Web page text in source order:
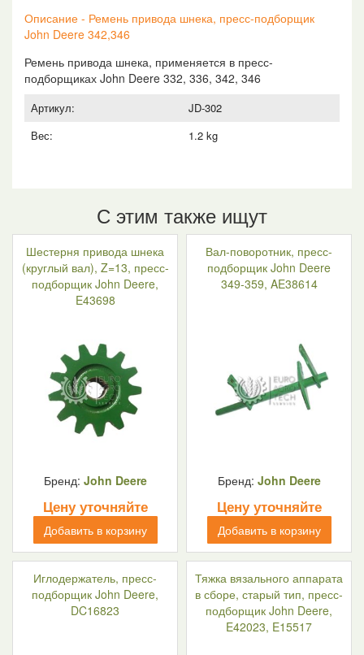
342,346
Описание - Ремень привода шнека, пресс-подборщик
John Deere 342,346
Ремень привода шнека, применяется в пресс-
подборщиках John Deere 332, 336, 342, 346
Артикул:
JD-302
Вес:
1.2 kg
С этим также ищут
Шестерня привода шнека
(круглый вал), Z=13, пресс-
подборщик John Deere,
E43698
Бренд: John Deere
Цену уточняйте
Добавить в корзину
Вал-поворотник, пресс-
подборщик John Deere
349-359, AE38614
Бренд: John Deere
Цену уточняйте
Добавить в корзину
Иглодержатель, пресс-
подборщик John Deere,
DC16823
Тяжка вязального аппарата
в сборе, старый тип, пресс-
подборщик John Deere,
E42023, E15517